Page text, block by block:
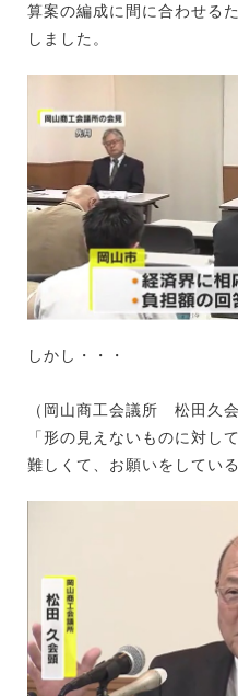
算案の編成に間に合わせる
しました。
しかし・・・
（岡山商工会議所 松田久会
「形の見えないものに対し
難しくて、お願いをしてい